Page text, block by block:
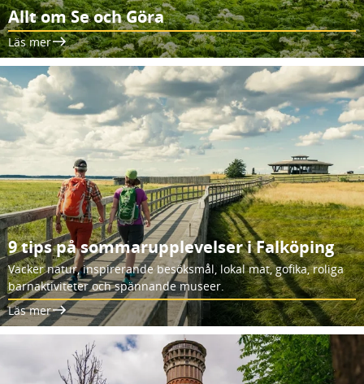
Allt om Se och Göra
Läs mer
9 tips på sommarupplevelser i Falköping
Vacker natur, inspirerande besöksmål, lokal mat, gofika, roliga
barnaktiviteter och spännande museer.
Läs mer